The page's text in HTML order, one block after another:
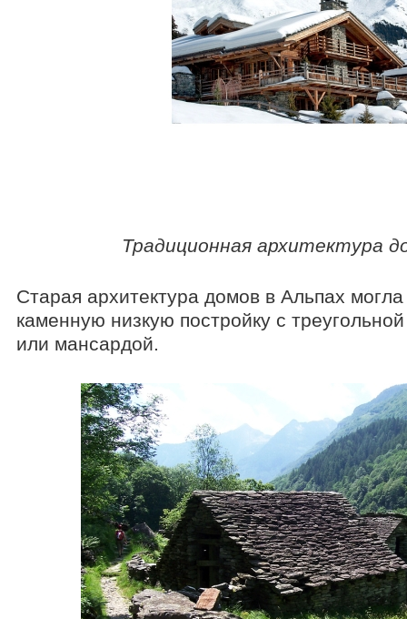
Традиционная архитектура
Старая архитектура домов в Альпах
каменную низкую постройку с
или мансардой.